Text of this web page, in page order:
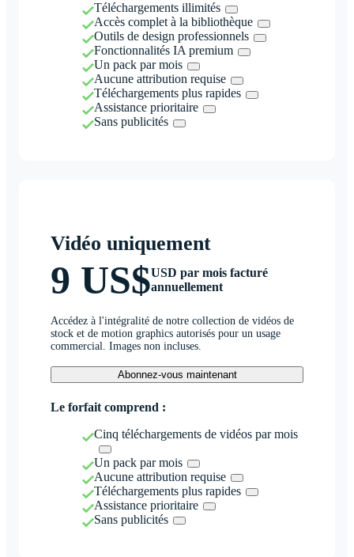
Téléchargements illimités
Accès complet à la bibliothèque
Outils de design professionnels
Fonctionnalités IA premium
Un pack par mois
Aucune attribution requise
Téléchargements plus rapides
Assistance prioritaire
Sans publicités
Vidéo uniquement
9 US$USD par mois facturé
annuellement
Accédez à l'intégralité de notre collection de vidéos de
stock et de motion graphics autorisés pour un usage
commercial. Images non incluses.
Abonnez-vous maintenant
Le forfait comprend :
Cinq téléchargements de vidéos par mois
Un pack par mois
Aucune attribution requise
Téléchargements plus rapides
Assistance prioritaire
Sans publicités